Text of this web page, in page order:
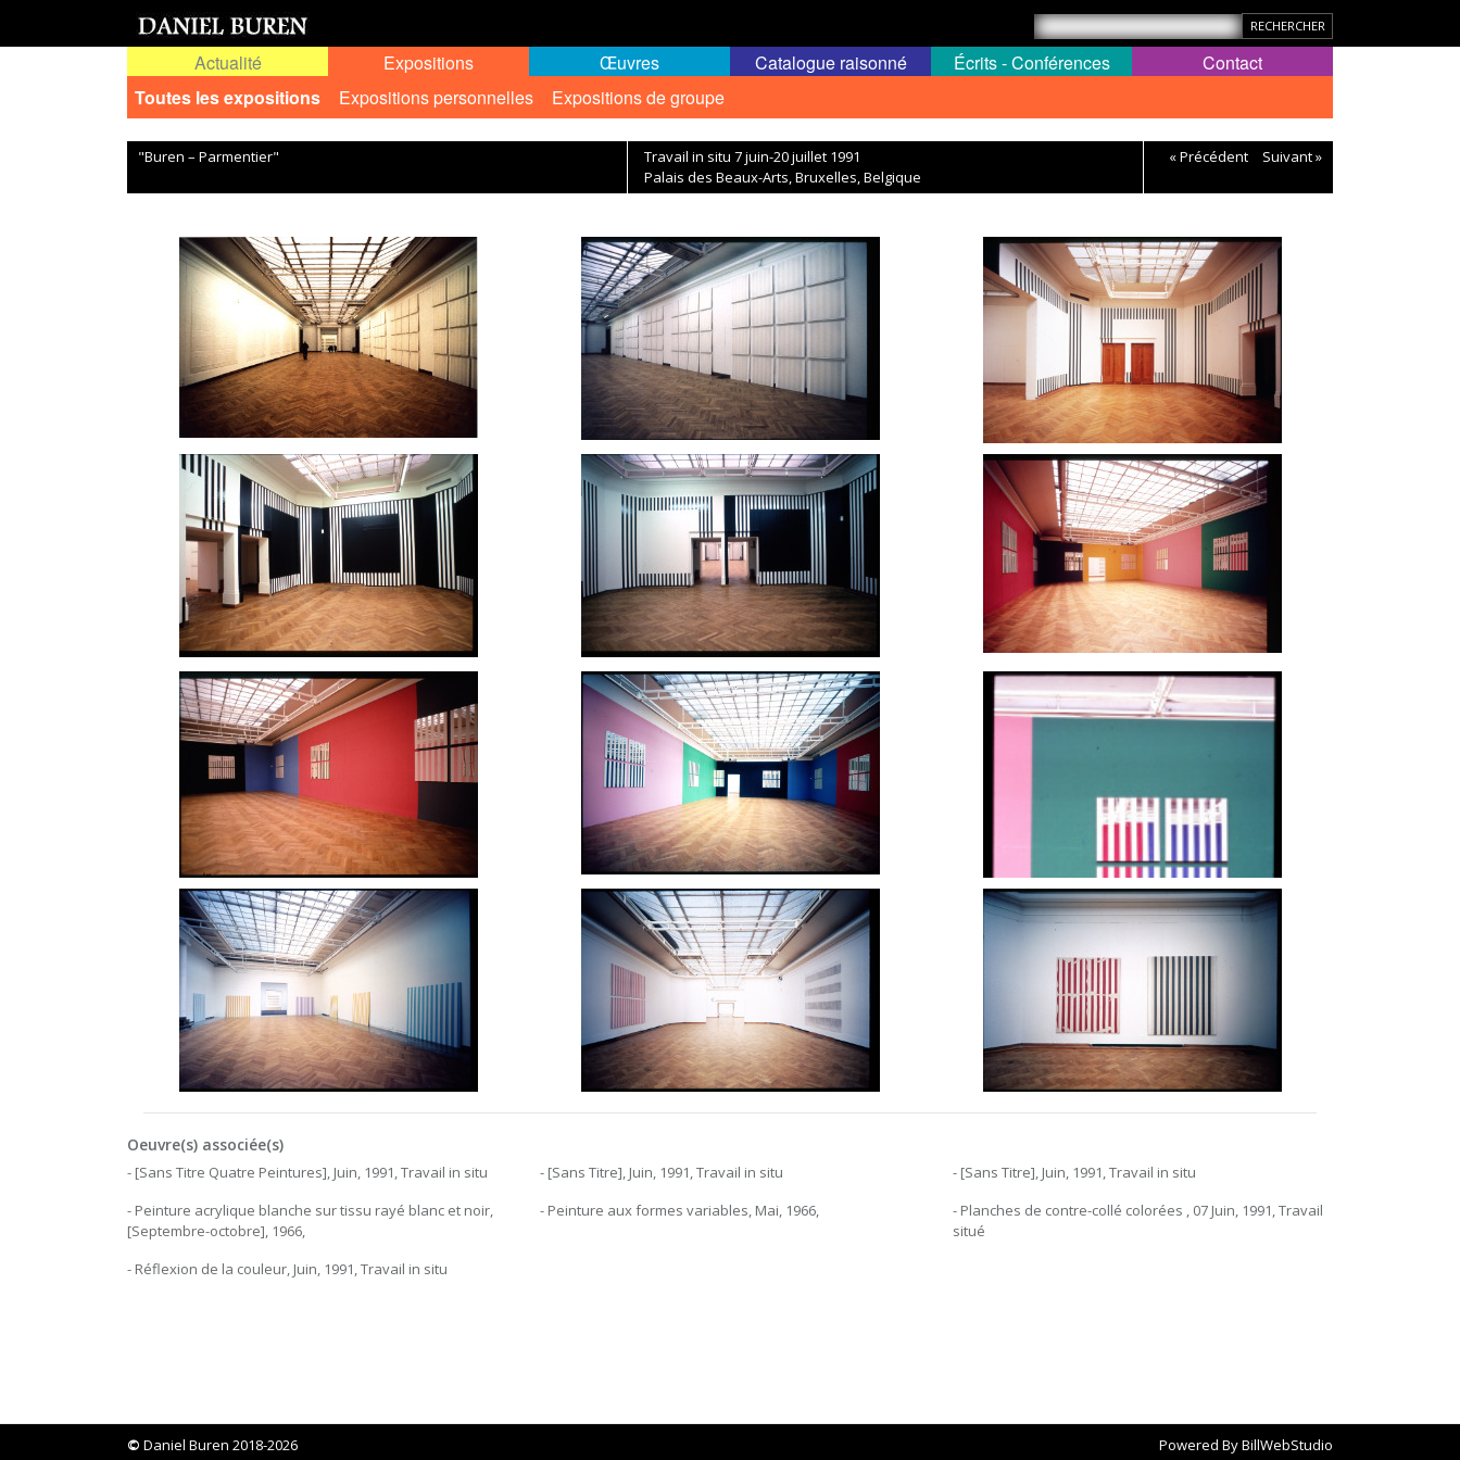
Actualité
Expositions
Toutes les expositions
Expositions personnelles Expositions de groupe
Œuvres Catalogue raisonné Écrits - Conférences Contact
"Buren – Parmentier"
Travail in situ 7 juin-20 juillet 1991
Palais des Beaux-Arts, Bruxelles, Belgique
« Précédent Suivant »
Oeuvre(s) associée(s)
- [Sans Titre Quatre Peintures], Juin, 1991, Travail in situ - [Sans Titre], Juin, 1991, Travail in situ
- [Sans Titre], Juin, 1991, Travail in situ
- Peinture acrylique blanche sur tissu rayé blanc et noir,
[Septembre-octobre], 1966,
- Peinture aux formes variables, Mai, 1966,
- Planches de contre-collé colorées , 07 Juin, 1991, Travail
situé
- Réflexion de la couleur, Juin, 1991, Travail in situ
© Daniel Buren 2018-2026 Powered ByBillWebStudio